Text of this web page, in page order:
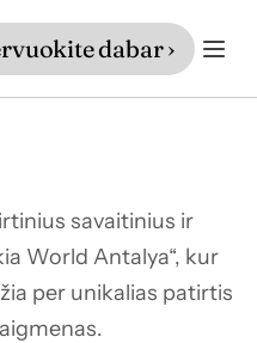
savaitinius ir
World Antalya“, kur
per unikalias patirtis
dabar ›